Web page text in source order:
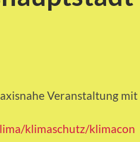
Veranstaltung mit
klimaschutz/klimacon